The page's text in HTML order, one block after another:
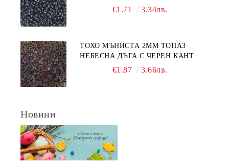
€1.71 3.34лв.
ТОХО МЪНИСТА 2ММ ТОПАЗ
НЕБЕСНА ДЪГА С ЧЕРЕН КАНТ
€1.87 3.66лв.
Новини